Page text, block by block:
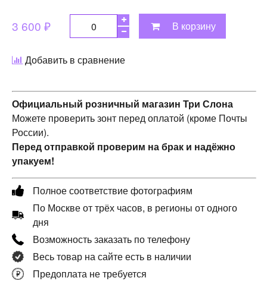
3 600 ₽ В корзину
Добавить в сравнение
Официальный розничный магазин Три Слона
Можете проверить зонт перед оплатой (кроме Почты
России).
Перед отправкой проверим на брак и надёжно
упакуем!
Полное соответствие фотографиям
По Москве от трёх часов, в регионы от одного
дня
Возможность заказать по телефону
Весь товар на сайте есть в наличии
Предоплата не требуется